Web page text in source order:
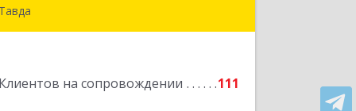
Тавда
Клиентов на сопровождении 111
Подробнее